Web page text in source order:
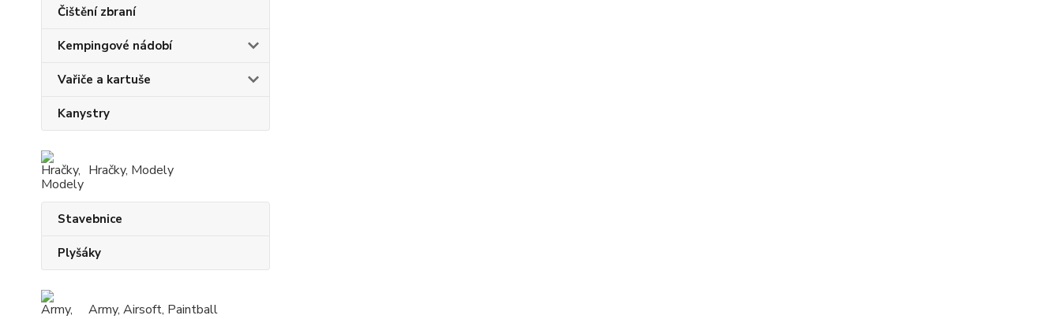
Čištění zbraní
Kempingové nádobí
Vařiče a kartuše
Kanystry
Hračky, Modely
Stavebnice
Plyšáky
Army, Airsoft, Paintball